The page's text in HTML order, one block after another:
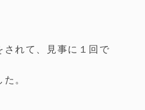
れて、見事に１回で
。